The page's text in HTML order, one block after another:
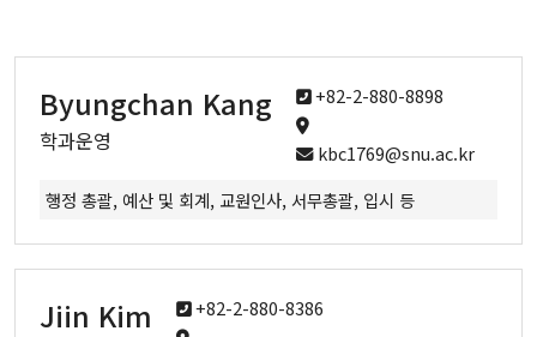
Byungchan Kang
학과운영
+82-2-880-8898
kbc1769@snu.ac.kr
행정 총괄, 예산 및 회계, 교원인사, 서무총괄, 입시 등
Jiin Kim +82-2-880-8386
History
Vision
Staff
Alumni Career Outcomes